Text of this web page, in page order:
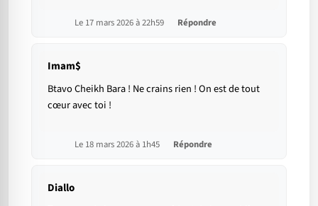
Le 17 mars 2026 à 22h59 Répondre
Imam$
Btavo Cheikh Bara ! Ne crains rien ! On est de tout
cœur avec toi !
Le 18 mars 2026 à 1h45 Répondre
Diallo